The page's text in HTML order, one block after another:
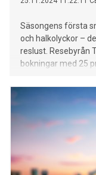
Säsongens första
och halkolyckor –
reslust. Resebyrån
bokningar med 25